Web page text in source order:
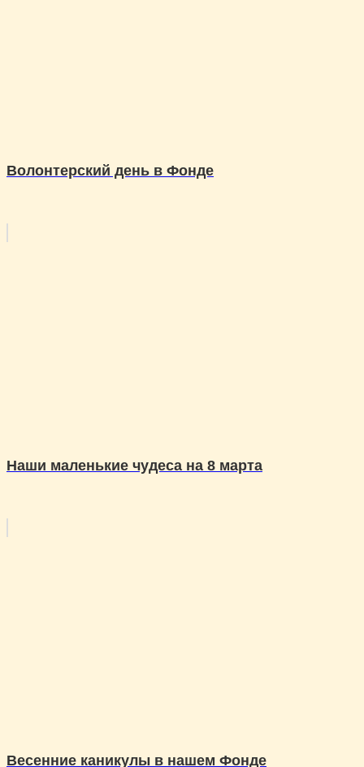
Волонтерский день в Фонде
Наши маленькие чудеса на 8 марта
Весенние каникулы в нашем Фонде